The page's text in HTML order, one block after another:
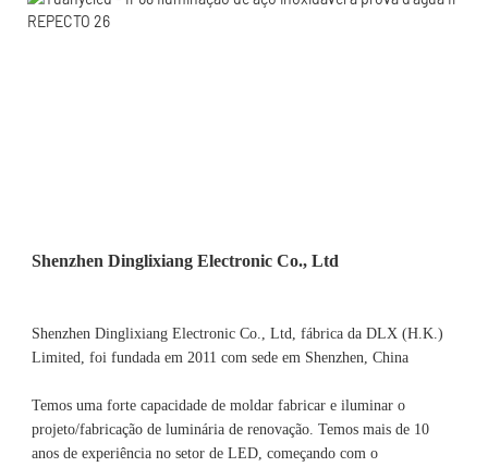
Shenzhen Dinglixiang Electronic Co., Ltd, fábrica da DLX (H.K.)
Limited, foi fundada em 2011 com sede em Shenzhen, China
Temos uma forte capacidade de moldar fabricar e iluminar o
projeto/fabricação de luminária de renovação. Temos mais de 10
anos de experiência no setor de LED, começando com o